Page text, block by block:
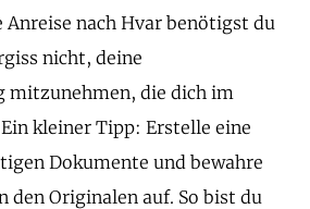
Anreise nach Hvar benötigst du
nicht, deine
mitzunehmen, die dich im
kleiner Tipp: Erstelle eine
Dokumente und bewahre
den Originalen auf. So bist du